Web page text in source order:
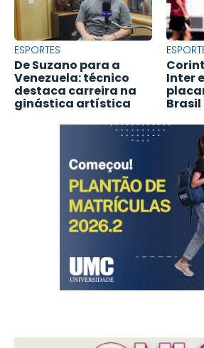
ESPORTES
De Suzano para a
Venezuela: técnico
destaca carreira na
ginástica artística
Inter
Brasil